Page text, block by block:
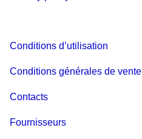
Conditions d’utilisation
Conditions générales de vente
Contacts
Fournisseurs